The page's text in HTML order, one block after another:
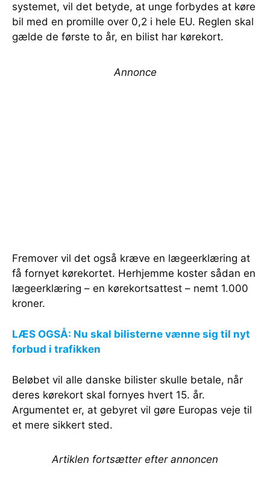
systemet, vil det betyde, at unge forbydes at køre
bil med en promille over 0,2 i hele EU. Reglen skal
gælde de første to år, en bilist har kørekort.
Annonce
Fremover vil det også kræve en lægeerklæring at
få fornyet kørekortet. Herhjemme koster sådan en
lægeerklæring – en kørekortsattest – nemt 1.000
kroner.
LÆS OGSÅ: Nu skal bilisterne vænne sig til nyt
forbud i trafikken
Beløbet vil alle danske bilister skulle betale, når
deres kørekort skal fornyes hvert 15. år.
Argumentet er, at gebyret vil gøre Europas veje til
et mere sikkert sted.
Artiklen fortsætter efter annoncen